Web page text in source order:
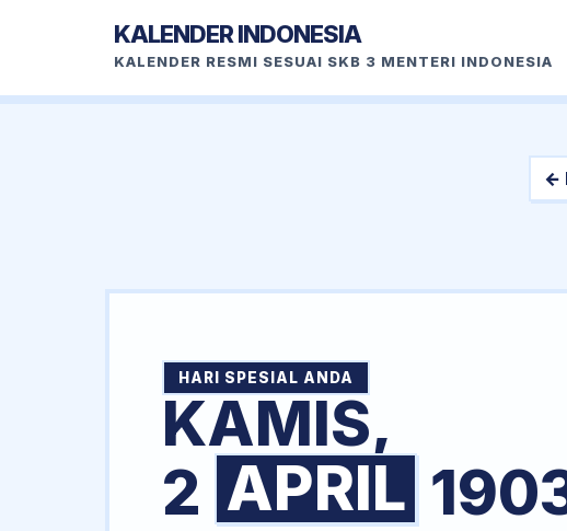
KALENDER INDONESIA
KALENDER RESMI SESUAI SKB 3 MENTERI INDONESIA
←
HARI SPESIAL ANDA
KAMIS,
2 APRIL